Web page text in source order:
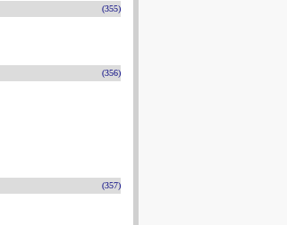
(355)
(356)
(357)